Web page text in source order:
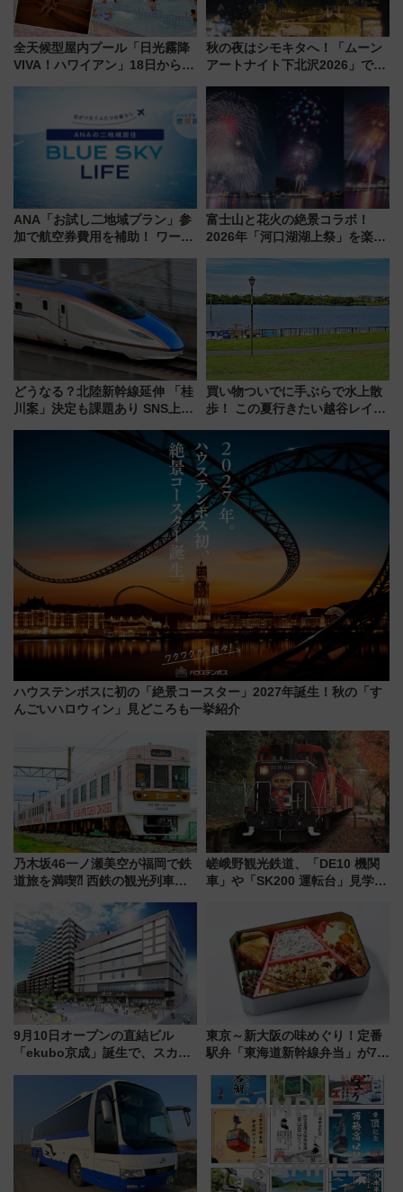
全天候型屋内プール「日光霧降
VIVA！ハワイアン」18日から営
代が一日中楽しる夏のリゾート
を楽しんで
秋の夜はシモキタへ！「ムーン
アートナイト下北沢2026」でイ
を満喫しよう
ANA「お試し二地域プラン」参
加で航空券費用を補助！ ワーケ
治体は？ 2026年は対象のエリア
が拡大！
富士山と花火の絶景コラボ！
2026年「河口湖湖上祭」を楽し
ススメ
どうなる？北陸新幹線延伸 「桂
川案」決定も課題あり SNS上の
買い物ついでに手ぶらで水上散
歩！ この夏行きたい越谷レイク
ア「LAKESIDE PARK」（埼玉
県越谷市）
ハウステンボスに初の「絶景コースター」2027年誕生！秋の「す
んごいハロウィン」見どころも一挙紹介
乃木坂46一ノ瀬美空が福岡で鉄
道旅を満喫⁈ 西鉄の観光列車
CHIKUGO」で巡る福岡･太宰
府･柳川の旅！YouTubeが公開
に
嵯峨野観光鉄道、「DE10 機関
車」や「SK200 運転台」見学ツ
トの一環で激レア体験できちゃ
うかも 参加方法やスケジュール
をご紹介
9月10日オープンの直結ビル
「ekubo京成」誕生で、スカイ
新鎌ヶ谷はどう変わる？ 全テナ
ント情報も公開！
東京～新大阪の味めぐり！定番
駅弁「東海道新幹線弁当」が7月